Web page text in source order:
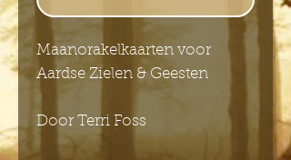
Maanorakelkaarten voor
Aardse Zielen & Geesten
Door Terri Foss